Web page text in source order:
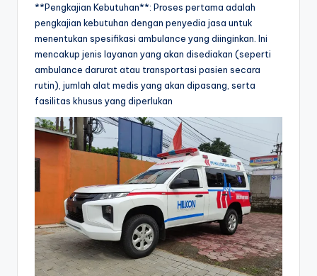
**Pengkajian Kebutuhan**: Proses pertama adalah
pengkajian kebutuhan dengan penyedia jasa untuk
menentukan spesifikasi ambulance yang diinginkan. Ini
mencakup jenis layanan yang akan disediakan (seperti
ambulance darurat atau transportasi pasien secara
rutin), jumlah alat medis yang akan dipasang, serta
fasilitas khusus yang diperlukan